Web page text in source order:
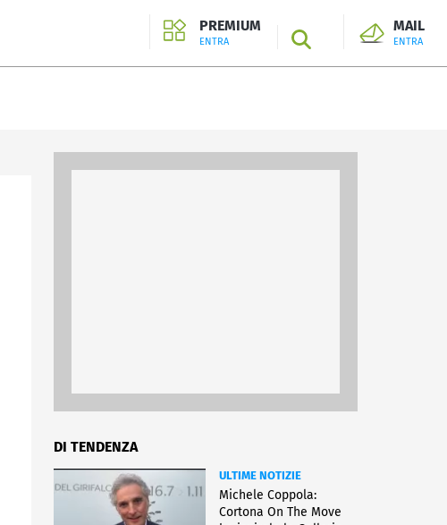
PREMIUM
ENTRA SEARCH
MAIL
ENTRA
DI TENDENZA
ULTIME NOTIZIE
Michele Coppola:
Cortona On The Move